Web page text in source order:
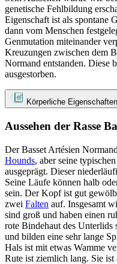
genetische Fehlbildung
Eigenschaft ist als spontane
dann vom Menschen
Genmutation miteinander
Kreuzungen zwischen dem
Normand entstanden. Diese
ausgestorben.
Körperliche Eigenschaften
Aussehen der Rasse
Der Basset Artésien
Hounds, aber seine
ausgeprägt. Dieser
Seine Läufe können halb
sein. Der Kopf ist gut
zwei Falten auf. Insgesamt
sind groß und haben einen
rote Bindehaut des Unterlids
und bilden eine sehr lange
Hals ist mit etwas Wamme
Rute ist ziemlich lang. Sie